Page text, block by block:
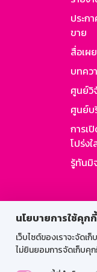
นโยบายการใช้คุ
เว็บไซต์ของเราจะจัด
ไม่ยินยอมการจัดเก็บคุ
ประก
ขาย
สื่อเผ
บทคว
ศูนย์วิ
ศูนย์บ
การเ
โปร่งใ
รู้ทันมิ